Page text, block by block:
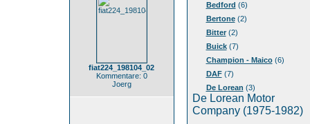
fiat224_198104_02
Kommentare: 0
Joerg
Bedford (6)
Bertone(2)
Bitter(2)
Buick(7)
Champion - Maico(6)
DAF(7)
De Lorean (3)
De Lorean Motor
Company (1975-1982)